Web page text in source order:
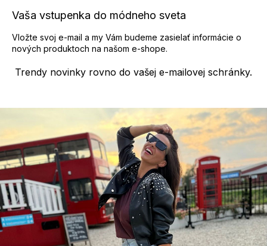
Trendy novinky rovno do vašej e-mailovej schránky.
Vaša vstupenka do módneho sveta
Vložte svoj e-mail a my Vám budeme zasielať informácie o
nových produktoch na našom e-shope.